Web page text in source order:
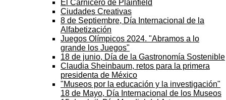
El Carnicero de Plainfield
Ciudades Creativas
8 de Septiembre, Día Internacional de la
Alfabetización
Juegos Olímpicos 2024. "Abramos a lo
grande los Juegos"
18 de junio, Día de la Gastronomía Sostenible
Claudia Sheinbaum, retos para la primera
presidenta de México
"Museos por la educación y la investigación"
18 de Mayo, Día Internacional de los Museos